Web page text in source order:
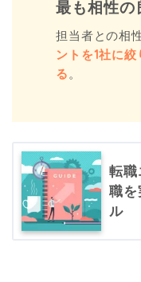
最も相性の
担当者との相
ントを1社に
る。
転
職を
ル